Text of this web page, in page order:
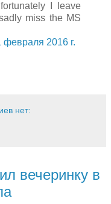
I leave
miss the MS
февраля 2016 г.
нет:
вечеринку в